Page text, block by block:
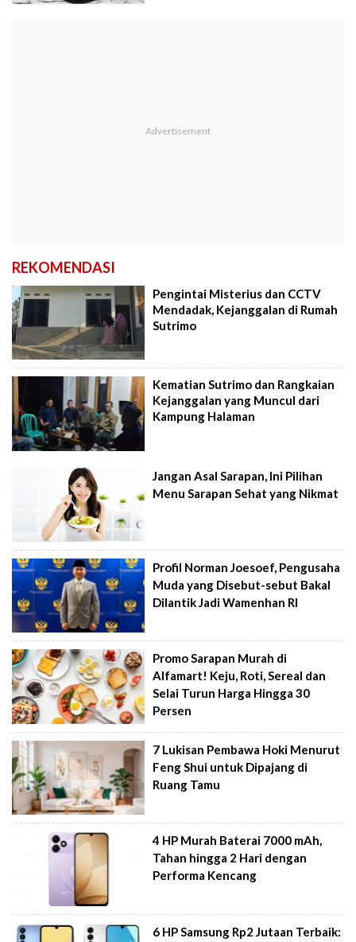
REKOMENDASI
Pengintai Misterius dan CCTV
Mendadak, Kejanggalan di Rumah
Sutrimo
Kematian Sutrimo dan Rangkaian
Kejanggalan yang Muncul dari
Kampung Halaman
Jangan Asal Sarapan, Ini Pilihan
Menu Sarapan Sehat yang Nikmat
Profil Norman Joesoef, Pengusaha
Muda yang Disebut-sebut Bakal
Dilantik Jadi Wamenhan RI
Promo Sarapan Murah di
Alfamart! Keju, Roti, Sereal dan
Selai Turun Harga Hingga 30
Persen
7 Lukisan Pembawa Hoki Menurut
Feng Shui untuk Dipajang di
Ruang Tamu
4 HP Murah Baterai 7000 mAh,
Tahan hingga 2 Hari dengan
Performa Kencang
6 HP Samsung Rp2 Jutaan Terbaik: